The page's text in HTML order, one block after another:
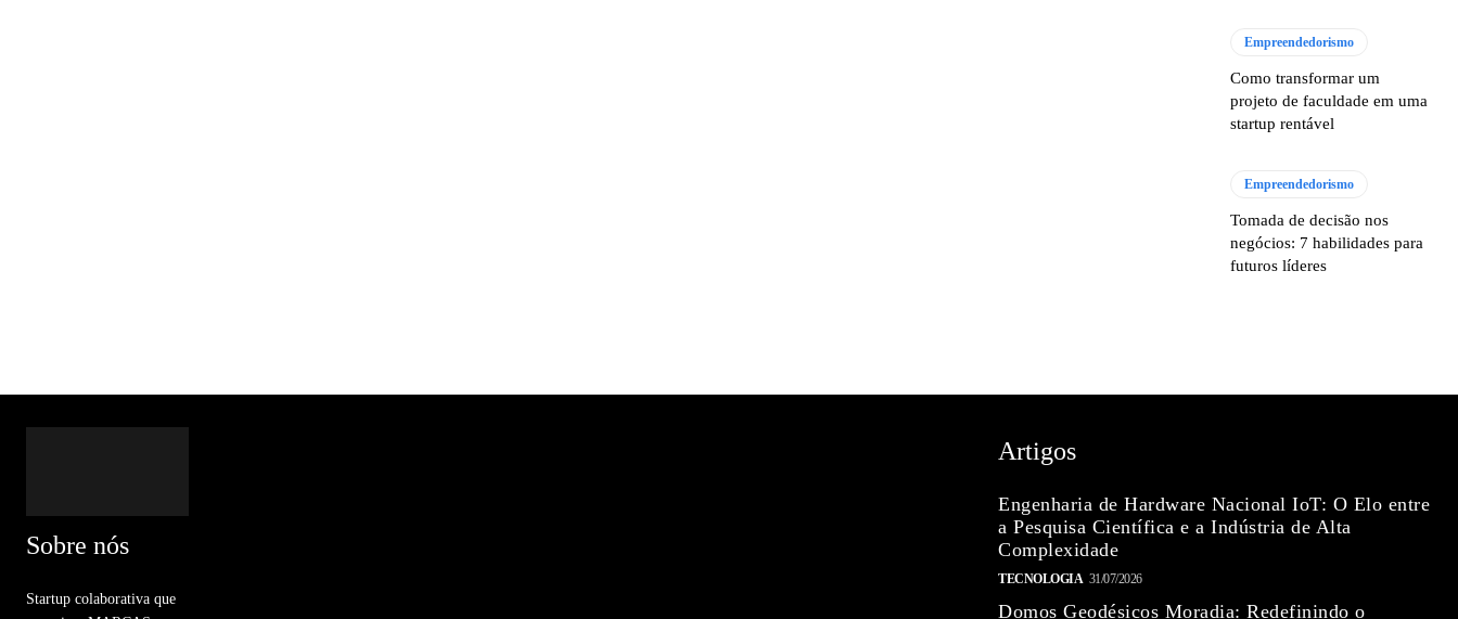
Empreendedorismo
Como transformar um
projeto de faculdade em uma
startup rentável
Empreendedorismo
Tomada de decisão nos
negócios: 7 habilidades para
futuros líderes
Sobre nós
Startup colaborativa que
Artigos
Engenharia de Hardware Nacional IoT: O Elo entre
a Pesquisa Científica e a Indústria de Alta
Complexidade
TECNOLOGIA 31/07/2026
Domos Geodésicos Moradia: Redefinindo o